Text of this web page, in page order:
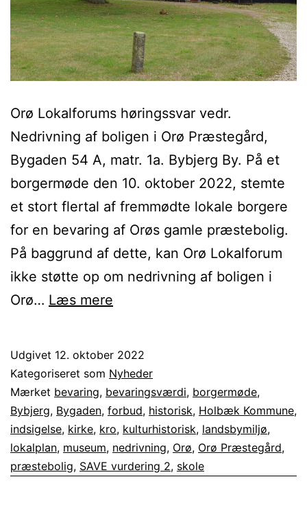
Orø Lokalforums høringssvar vedr.
Nedrivning af boligen i Orø Præstegård,
Bygaden 54 A, matr. 1a. Bybjerg By. På et
borgermøde den 10. oktober 2022, stemte
et stort flertal af fremmødte lokale borgere
for en bevaring af Orøs gamle præstebolig.
På baggrund af dette, kan Orø Lokalforum
ikke støtte op om nedrivning af boligen i
Orø… Læs mere
af
boligen
i
Orø
Præstegård
Udgivet 12. oktober 2022
Kategoriseret som Nyheder
Mærket bevaring, bevaringsværdi, borgermøde,
Bybjerg, Bygaden, forbud, historisk, Holbæk Kommune,
indsigelse, kirke, kro, kulturhistorisk, landsbymiljø,
lokalplan, museum, nedrivning, Orø, Orø Præstegård,
præstebolig, SAVE vurdering 2, skole